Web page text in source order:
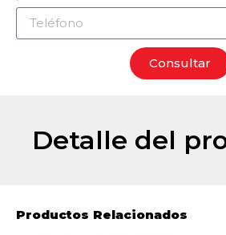
Consultar
Detalle del
Productos Relacionados